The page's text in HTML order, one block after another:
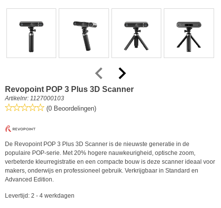
Revopoint POP 3 Plus 3D Scanner
Artikelnr: 1127000103
(0 Beoordelingen)
De Revopoint POP 3 Plus 3D Scanner is de nieuwste generatie in de
populaire POP-serie. Met 20% hogere nauwkeurigheid, optische zoom,
verbeterde kleurregistratie en een compacte bouw is deze scanner ideaal voor
makers, onderwijs en professioneel gebruik. Verkrijgbaar in Standard en
Advanced Edition.
Levertijd: 2 - 4 werkdagen